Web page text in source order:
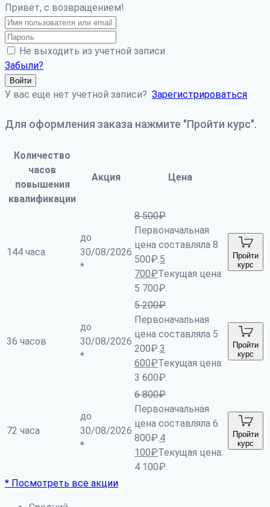
Привет, с возвращением!
Не выходить из учетной записи
Забыли?
Войти
У вас еще нет учетной записи? Зарегистрироваться
Для оформления заказа нажмите "Пройти курс".
Количество
часов
повышения
квалификации
Акция Цена
144 часа
до
30/08/2026
*
8 500₽
Первоначальная
цена составляла 8
500₽.5
700₽Текущая цена:
5 700₽.
Пройти
курс
36 часов
до
30/08/2026
*
5 200₽
Первоначальная
цена составляла 5
200₽.3
600₽Текущая цена:
3 600₽.
Пройти
курс
72 часа
до
30/08/2026
*
6 800₽
Первоначальная
цена составляла 6
800₽.4
100₽Текущая цена:
4 100₽.
Пройти
курс
* Посмотреть все акции